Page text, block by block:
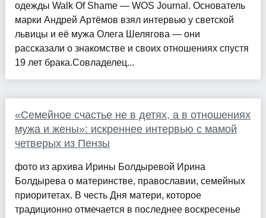
одежды Walk Of Shame — WOS Journal. Основатель
марки Андрей Артёмов взял интервью у светской
львицы и её мужа Олега Шелягова — они
рассказали о знакомстве и своих отношениях спустя
19 лет брака.Совладелец...
«Семейное счастье не в детях, а в отношениях
мужа и жены»: искреннее интервью с мамой
четверых из Пензы
фото из архива Ирины Болдыревой Ирина
Болдырева о материнстве, православии, семейных
приоритетах. В честь Дня матери, которое
традиционно отмечается в последнее воскресенье